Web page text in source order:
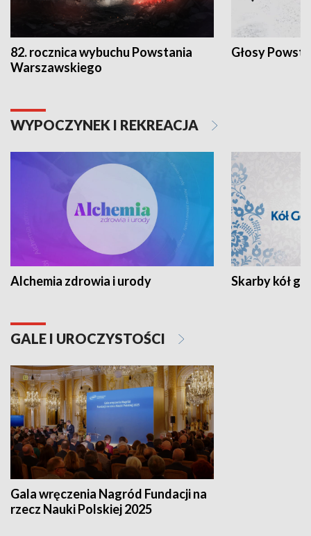
82. rocznica wybuchu Powstania
Warszawskiego
Głosy
WYPOCZYNEK I REKREACJA
Alchemia zdrowia i urody Skarby kół
GALE I UROCZYSTOŚCI
Gala wręczenia Nagród Fundacji na
rzecz Nauki Polskiej 2025